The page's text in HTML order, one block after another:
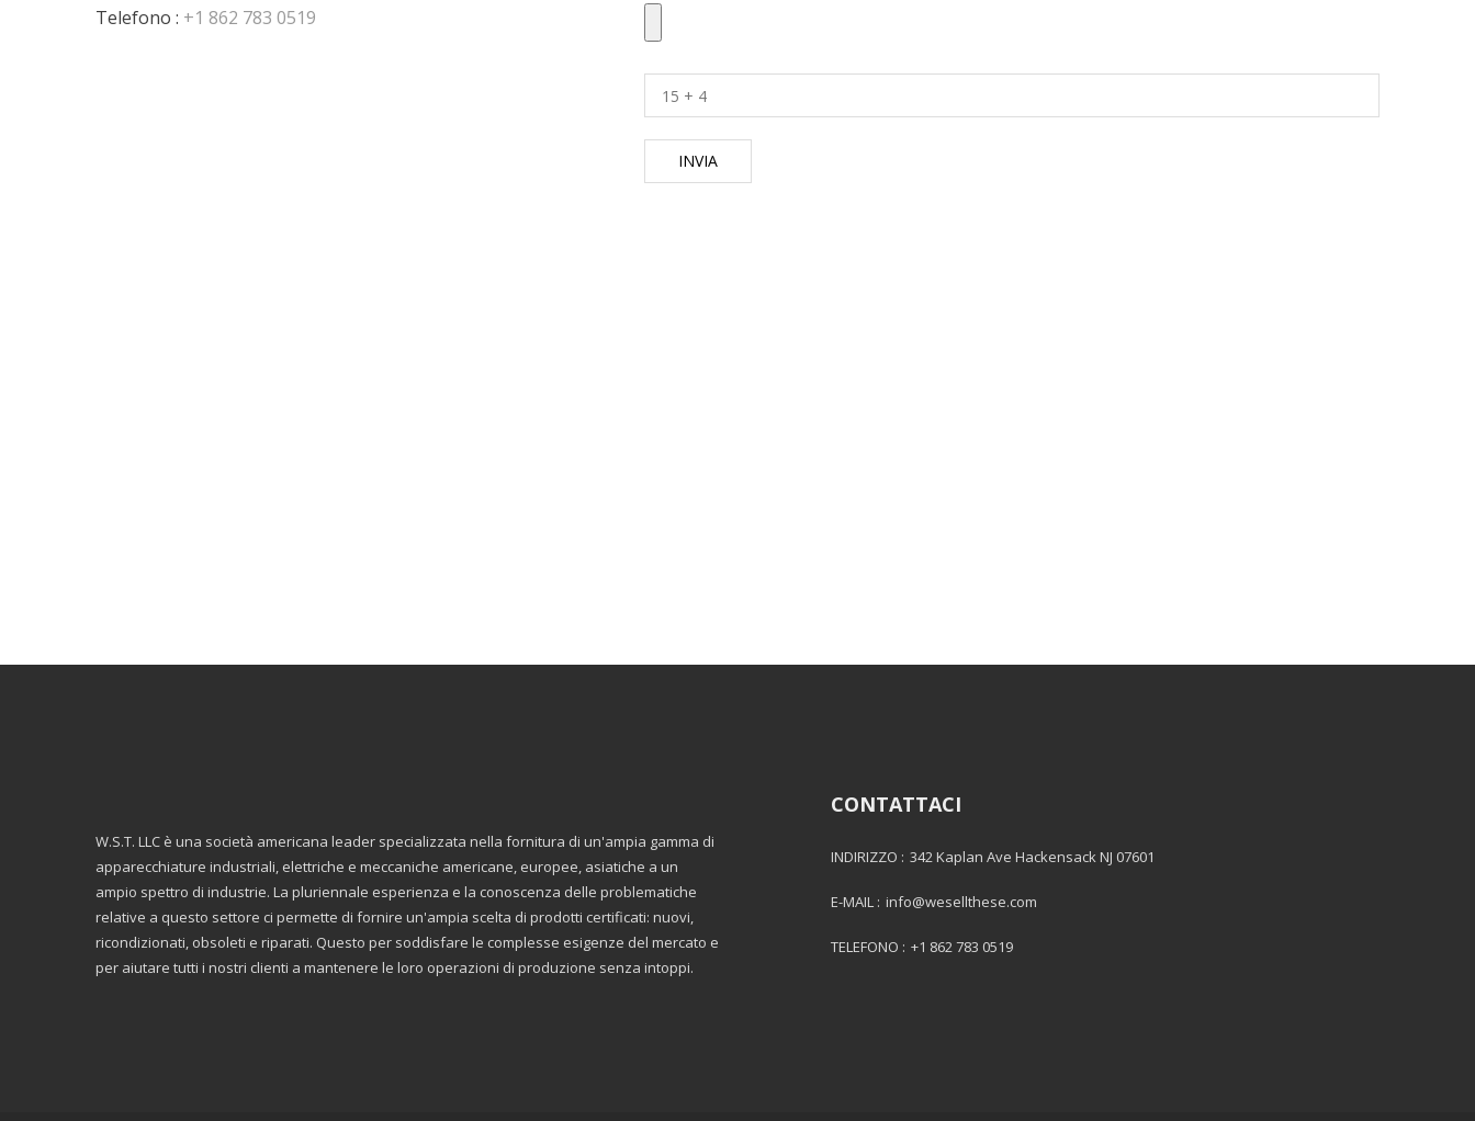
Telefono : +1 862 783 0519
W.S.T. LLC è una società americana leader specializzata nella fornitura di un'ampia gamma di
apparecchiature industriali, elettriche e meccaniche americane, europee, asiatiche a un
ampio spettro di industrie. La pluriennale esperienza e la conoscenza delle problematiche
relative a questo settore ci permette di fornire un'ampia scelta di prodotti certificati: nuovi,
ricondizionati, obsoleti e riparati. Questo per soddisfare le complesse esigenze del mercato e
per aiutare tutti i nostri clienti a mantenere le loro operazioni di produzione senza intoppi.
CONTATTACI
INDIRIZZO : 342 Kaplan Ave Hackensack NJ 07601
E-MAIL : info@wesellthese.com
TELEFONO : +1 862 783 0519